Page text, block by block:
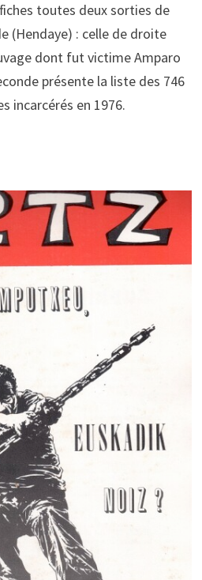
toutes deux sorties de
(Hendaye) : celle de droite
dont fut victime Amparo
présente la liste des 746
incarcérés en 1976.